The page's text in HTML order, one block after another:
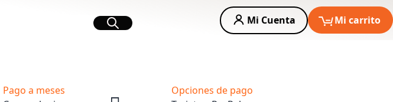
Buscar
Mi Cuenta Mi carrito
Pago a meses
Opciones de pago